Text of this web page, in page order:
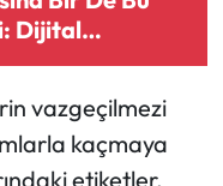
Dijital
Bütçeyi
vazgeçilmezi
kaçmaya
etiketler,